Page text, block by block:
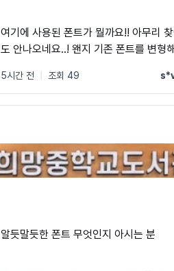
여기에 사용된 폰트가 뭘까요!! 아무리
도 안나오네요..! 왠지 기존 폰트를 변형
니다!
5시간 전 조회 49
알듯말듯한 폰트 무엇인지 아시는 분